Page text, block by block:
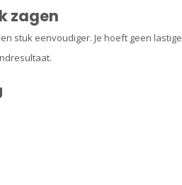
zagen
stuk eenvoudiger. Je hoeft geen lastige